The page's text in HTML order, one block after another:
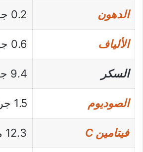
الدهون 0.2 جرام
الألياف 0.6 جرام
السكر 9.4 جرام
الصوديوم 1.5 جرام
فيتامين C 12.3 ملغ